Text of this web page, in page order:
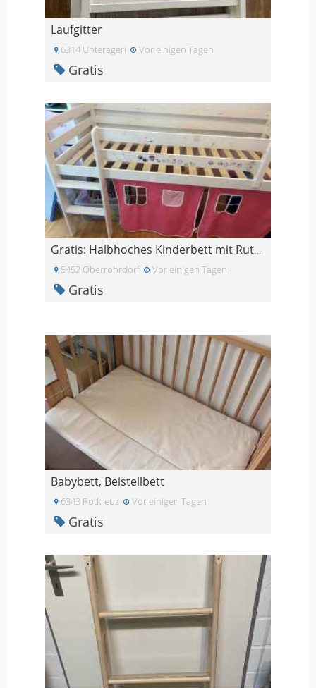
Laufgitter
6314 Unterageri Vor einigen Tagen
Gratis
Gratis: Halbhoches Kinderbett mit Rutsche & Vorhan
5452 Oberrohrdorf Vor einigen Tagen
Gratis
Babybett, Beistellbett
6343 Rotkreuz Vor einigen Tagen
Gratis